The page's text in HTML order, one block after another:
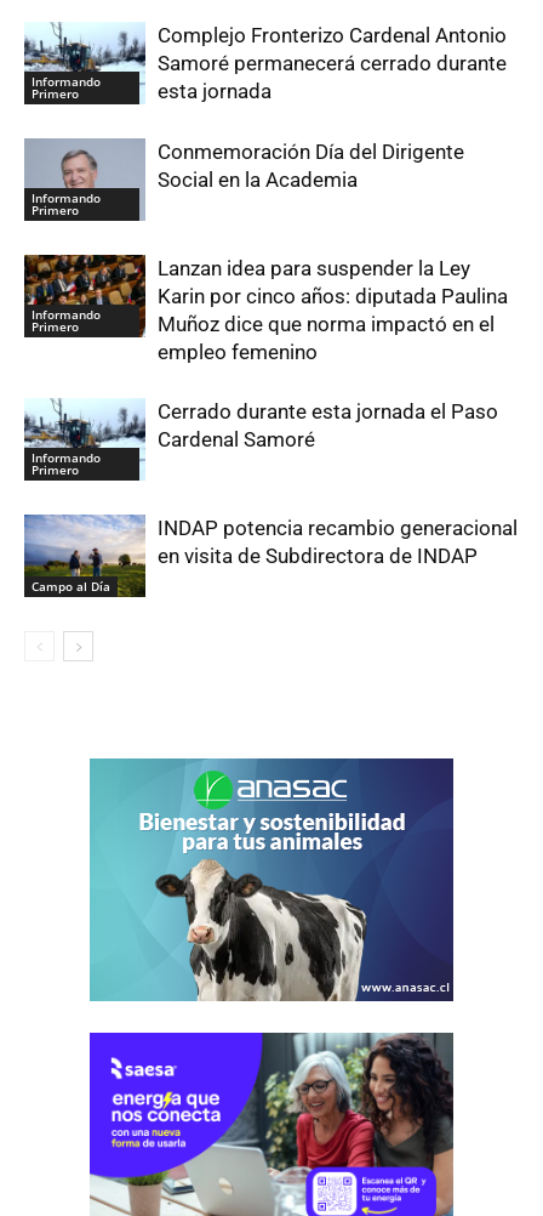
Informando
Primero
Complejo Fronterizo Cardenal Antonio
Samoré permanecerá cerrado durante
esta jornada
Informando
Primero
Conmemoración Día del Dirigente
Social en la Academia
Informando
Primero
Lanzan idea para suspender la Ley
Karin por cinco años: diputada Paulina
Muñoz dice que norma impactó en el
empleo femenino
Informando
Primero
Cerrado durante esta jornada el Paso
Cardenal Samoré
Campo al Día
INDAP potencia recambio generacional
en visita de Subdirectora de INDAP